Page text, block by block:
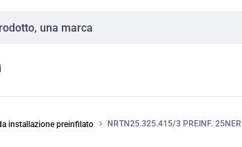
installazione preinfilato NRTN25.325.415/3 PREINF.